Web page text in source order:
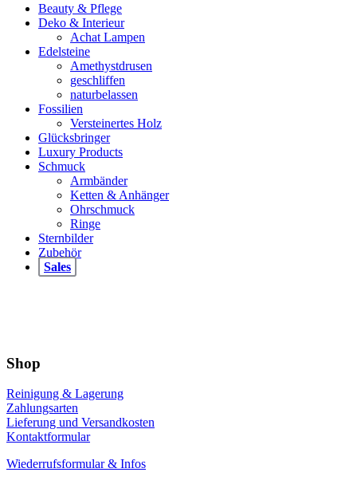
Produktseite
werden
Optionen
auf
werden
Beauty & Pflege
Deko & Interieur
Achat Lampen
Edelsteine
Amethystdrusen
geschliffen
naturbelassen
Fossilien
Versteinertes Holz
Glücksbringer
Luxury Products
Schmuck
Armbänder
Ketten & Anhänger
Ohrschmuck
Ringe
Sternbilder
Zubehör
Sales
Shop
Reinigung & Lagerung
Zahlungsarten
Lieferung und Versandkosten
Kontaktformular
Wiederrufsformular & Infos